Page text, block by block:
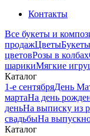
Контакты
Все букеты и
продажЦветы
цветовРозы в колбах
шарикиМягкие
Каталог
1-е сентябряДень
мартаНа день
деньНа выписку из
свадьбыНа
Каталог